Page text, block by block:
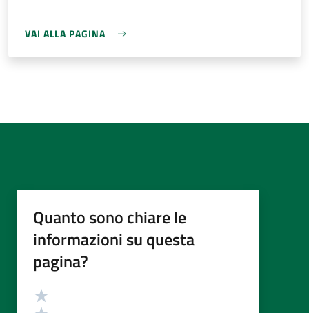
VAI ALLA PAGINA
Quanto sono chiare le
informazioni su questa
pagina?
Valutazione